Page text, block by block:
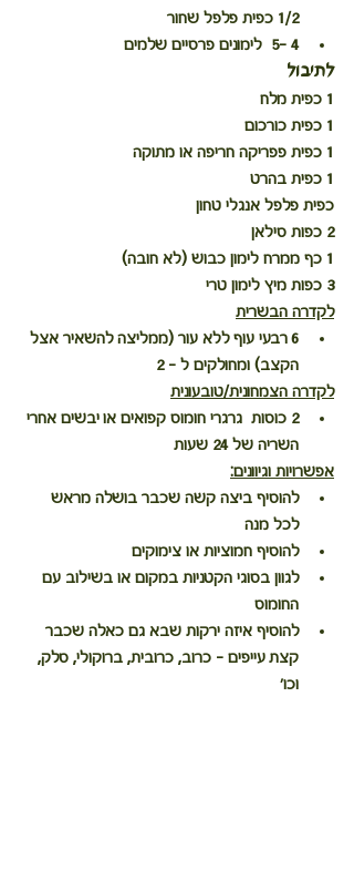
1/2 כפית פלפל שחור
4 -5  לימונים פרסיים שלמים
לתיבול
1 כפית מלח
1 כפית כורכום
1 כפית פפריקה חריפה או מתוקה
1 כפית בהרט
כפית פלפל אנגלי טחון
2 כפות סילאן
1 כף ממרח לימון כבוש (לא חובה)
3 כפות מיץ לימון טרי
לקדרה הבשרית
6 רבעי עוף ללא עור (ממליצה להשאיר אצל
הקצב) ומחולקים ל - 2
לקדרה הצמחונית/טובעונית
2 כוסות  גרגרי חומוס קפואים או יבשים אחרי
השריה של 24 שעות
אפשרויות וגיוונים:
להוסיף ביצה קשה שכבר בושלה מראש
לכל מנה
להוסיף חמוציות או צימוקים
לגוון בסוגי הקטניות במקום או בשילוב עם
החומוס
להוסיף איזה ירקות שבא גם כאלה שכבר
קצת עייפים - כרוב, כרובית, ברוקולי, סלק,
וכו'